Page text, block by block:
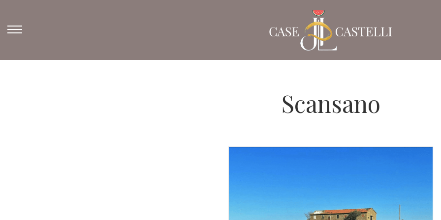
Scansano